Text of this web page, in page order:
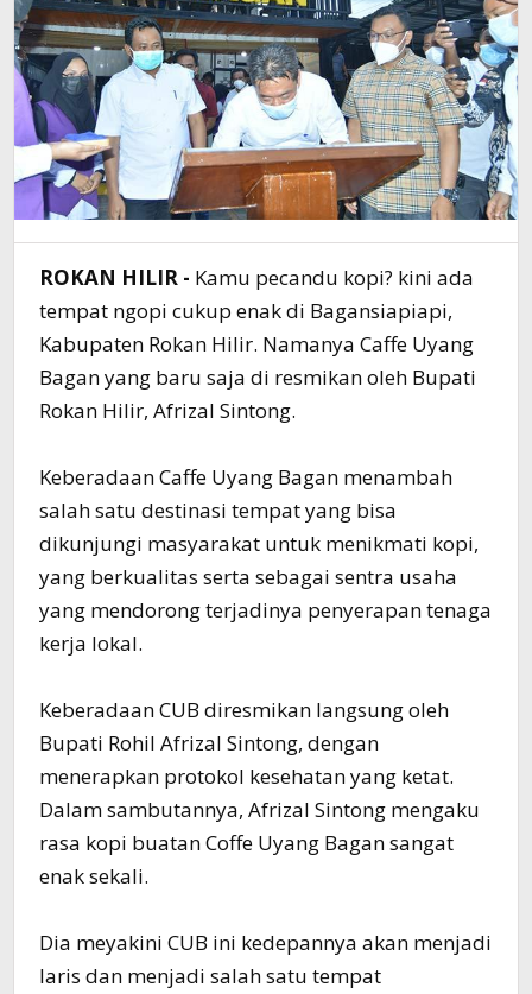
ROKAN HILIR - Kamu pecandu kopi? kini ada
tempat ngopi cukup enak di Bagansiapiapi,
Kabupaten Rokan Hilir. Namanya Caffe Uyang
Bagan yang baru saja di resmikan oleh Bupati
Rokan Hilir, Afrizal Sintong.
Keberadaan Caffe Uyang Bagan menambah
salah satu destinasi tempat yang bisa
dikunjungi masyarakat untuk menikmati kopi,
yang berkualitas serta sebagai sentra usaha
yang mendorong terjadinya penyerapan tenaga
kerja lokal.
Keberadaan CUB diresmikan langsung oleh
Bupati Rohil Afrizal Sintong, dengan
menerapkan protokol kesehatan yang ketat.
Dalam sambutannya, Afrizal Sintong mengaku
rasa kopi buatan Coffe Uyang Bagan sangat
enak sekali.
Dia meyakini CUB ini kedepannya akan menjadi
laris dan menjadi salah satu tempat